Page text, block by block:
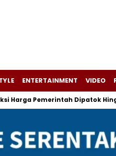
ENTERTAINMENT VIDEO
Pemerintah Dipatok Hingga